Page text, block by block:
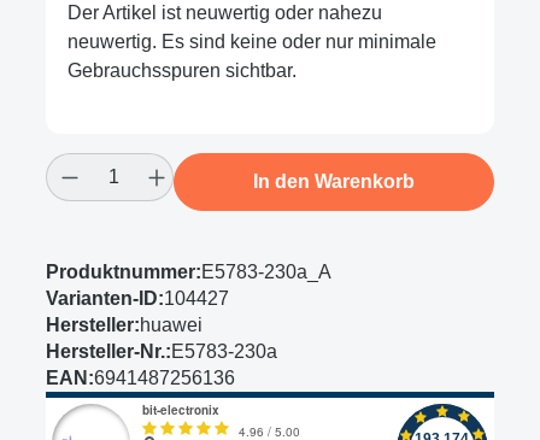
Der Artikel ist neuwertig oder nahezu
neuwertig. Es sind keine oder nur minimale
Gebrauchsspuren sichtbar.
Produkt Anzahl: Gib den gewünschten
In den Warenkorb
Produktnummer:E5783-230a_A
Varianten-ID:104427
Hersteller:huawei
Hersteller-Nr.:E5783-230a
EAN:6941487256136